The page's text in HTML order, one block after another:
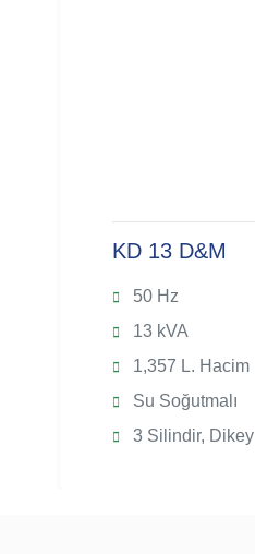
KD 13 D&M
50 Hz
13 kVA
1,357 L. Hacim
Su Soğutmalı
3 Silindir, Dikey